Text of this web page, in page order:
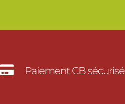
 Paiement CB sécurisé